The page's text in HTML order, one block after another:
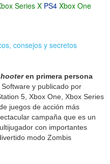
Series X PS4 Xbox One
consejos y secretos
en primera persona
y publicado por
5, Xbox One, Xbox Series
juegos de acción más
campaña que es un
con importantes
modo Zombis